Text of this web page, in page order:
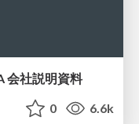
会社説明資料
0 6.6k